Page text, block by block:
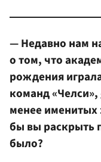
— Недавно нам
о том, что
рождения
команд «Челси»,
менее
бы вы раскрыть
было?